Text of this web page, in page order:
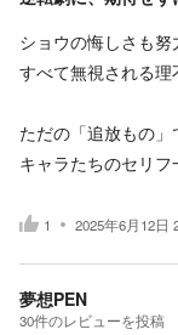
ショウの悔しさも努
すべて無視される
ただの「追放もの」
キャラたちのセリフ
1 2025年6月12日
夢想PEN
30件のレビューを投稿